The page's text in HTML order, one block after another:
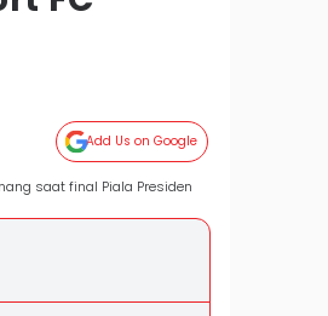
Add Us on Google
saat final Piala Presiden